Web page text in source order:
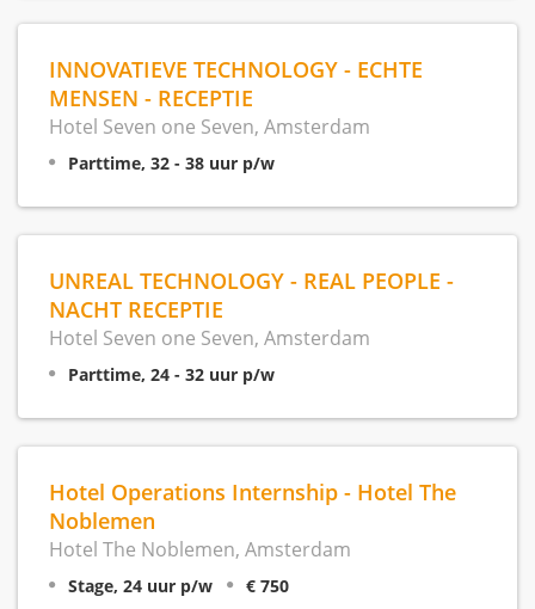
INNOVATIEVE TECHNOLOGY - ECHTE
MENSEN - RECEPTIE
Hotel Seven one Seven, Amsterdam
Parttime, 32 - 38 uur p/w
UNREAL TECHNOLOGY - REAL PEOPLE -
NACHT RECEPTIE
Hotel Seven one Seven, Amsterdam
Parttime, 24 - 32 uur p/w
Hotel Operations Internship - Hotel The
Noblemen
Hotel The Noblemen, Amsterdam
Stage, 24 uur p/w € 750